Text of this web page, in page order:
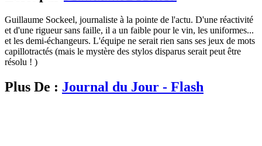
Guillaume Sockeel, journaliste à la pointe de l'actu. D'une réactivité
et d'une rigueur sans faille, il a un faible pour le vin, les uniformes...
et les demi-échangeurs. L'équipe ne serait rien sans ses jeux de mots
capillotractés (mais le mystère des stylos disparus serait peut être
résolu ! )
Plus De : Journal du Jour - Flash